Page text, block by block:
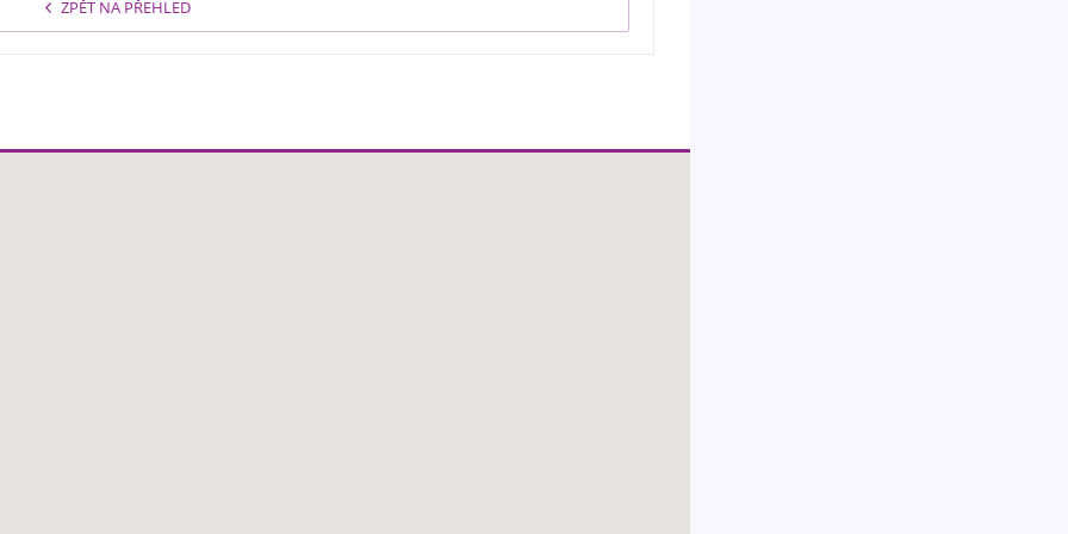
ZPĚT NA PŘEHLED